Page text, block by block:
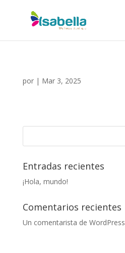
por | Mar 3, 2025
Entradas recientes
¡Hola, mundo!
Comentarios recientes
Un comentarista de WordPress